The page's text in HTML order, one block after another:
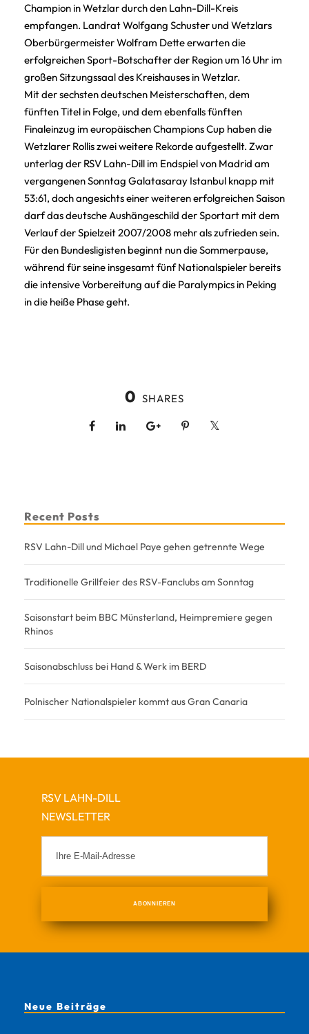
Champion in Wetzlar durch den Lahn-Dill-Kreis
empfangen. Landrat Wolfgang Schuster und Wetzlars
Oberbürgermeister Wolfram Dette erwarten die
erfolgreichen Sport-Botschafter der Region um 16 Uhr im
großen Sitzungssaal des Kreishauses in Wetzlar.
Mit der sechsten deutschen Meisterschaften, dem
fünften Titel in Folge, und dem ebenfalls fünften
Finaleinzug im europäischen Champions Cup haben die
Wetzlarer Rollis zwei weitere Rekorde aufgestellt. Zwar
unterlag der RSV Lahn-Dill im Endspiel von Madrid am
vergangenen Sonntag Galatasaray Istanbul knapp mit
53:61, doch angesichts einer weiteren erfolgreichen Saison
darf das deutsche Aushängeschild der Sportart mit dem
Verlauf der Spielzeit 2007/2008 mehr als zufrieden sein.
Für den Bundesligisten beginnt nun die Sommerpause,
während für seine insgesamt fünf Nationalspieler bereits
die intensive Vorbereitung auf die Paralympics in Peking
in die heiße Phase geht.
0 SHARES
Recent Posts
RSV Lahn-Dill und Michael Paye gehen getrennte Wege
Traditionelle Grillfeier des RSV-Fanclubs am Sonntag
Saisonstart beim BBC Münsterland, Heimpremiere gegen
Rhinos
Saisonabschluss bei Hand & Werk im BERD
Polnischer Nationalspieler kommt aus Gran Canaria
RSV LAHN-DILL
NEWSLETTER
Neue Beiträge